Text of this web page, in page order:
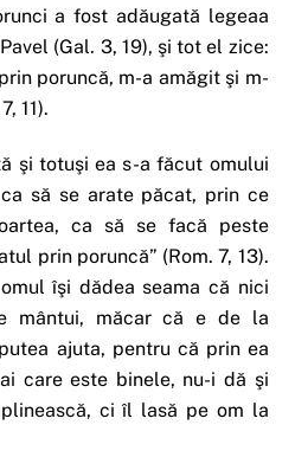
a fost adăugată legeaa
(Gal. 3, 19), şi tot el zice:
poruncă, m-a amăgit şi m-
11).
şi totuşi ea s-a făcut omului
să se arate păcat, prin ce
ca să se facă peste
prin poruncă” (Rom. 7, 13).
îşi dădea seama că nici
mântui, măcar că e de la
ajuta, pentru că prin ea
care este binele, nu-i dă şi
ci îl lasă pe om la